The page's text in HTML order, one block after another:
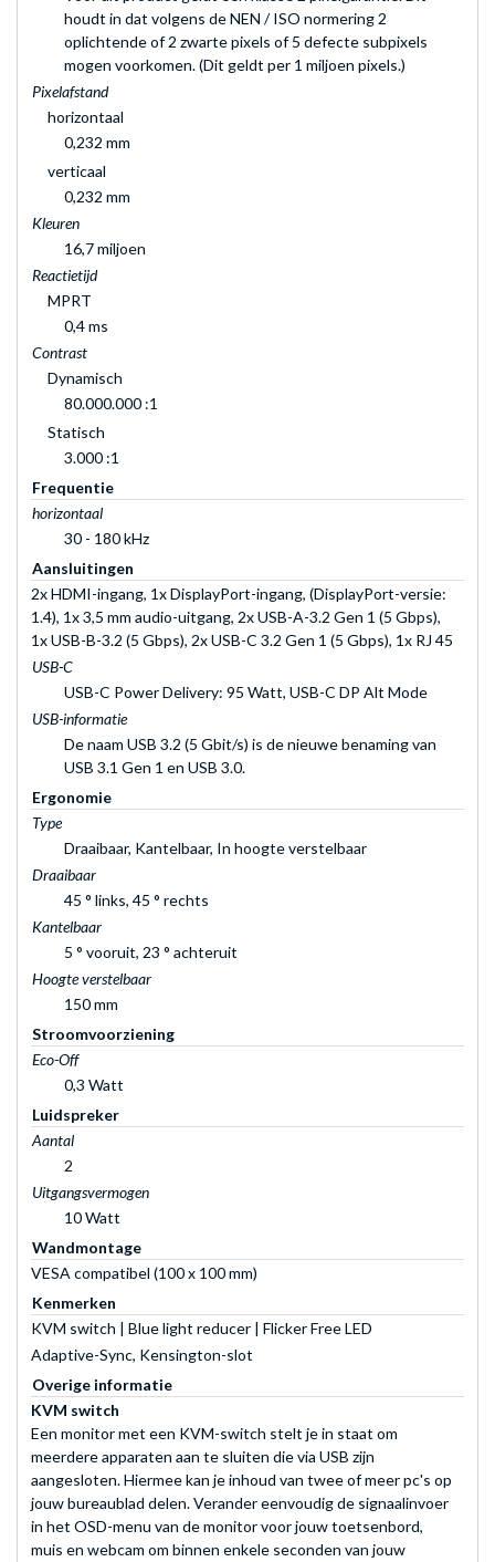
houdt in dat volgens de NEN / ISO normering 2
oplichtende of 2 zwarte pixels of 5 defecte subpixels
mogen voorkomen. (Dit geldt per 1 miljoen pixels.)
Pixelafstand
horizontaal
0,232 mm
verticaal
0,232 mm
Kleuren
16,7 miljoen
Reactietijd
MPRT
0,4 ms
Contrast
Dynamisch
80.000.000 :1
Statisch
3.000 :1
Frequentie
horizontaal
30 - 180 kHz
Aansluitingen
2x HDMI-ingang, 1x DisplayPort-ingang, (DisplayPort-versie:
1.4), 1x 3,5 mm audio-uitgang, 2x USB-A-3.2 Gen 1 (5 Gbps),
1x USB-B-3.2 (5 Gbps), 2x USB-C 3.2 Gen 1 (5 Gbps), 1x RJ 45
USB-C
USB-C Power Delivery: 95 Watt, USB-C DP Alt Mode
USB-informatie
De naam USB 3.2 (5 Gbit/s) is de nieuwe benaming van
USB 3.1 Gen 1 en USB 3.0.
Ergonomie
Type
Draaibaar, Kantelbaar, In hoogte verstelbaar
Draaibaar
45 ° links, 45 ° rechts
Kantelbaar
5 ° vooruit, 23 ° achteruit
Hoogte verstelbaar
150 mm
Stroomvoorziening
Eco-Off
0,3 Watt
Luidspreker
Aantal
2
Uitgangsvermogen
10 Watt
Wandmontage
VESA compatibel (100 x 100 mm)
Kenmerken
KVM switch | Blue light reducer | Flicker Free LED
Adaptive-Sync, Kensington-slot
Overige informatie
KVM switch
Een monitor met een KVM-switch stelt je in staat om
meerdere apparaten aan te sluiten die via USB zijn
aangesloten. Hiermee kan je inhoud van twee of meer pc's op
jouw bureaublad delen. Verander eenvoudig de signaalinvoer
in het OSD-menu van de monitor voor jouw toetsenbord,
muis en webcam om binnen enkele seconden van jouw